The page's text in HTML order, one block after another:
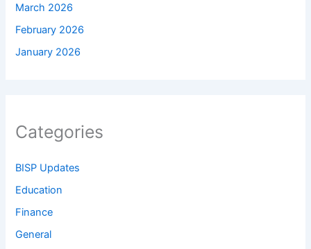
March 2026
February 2026
January 2026
Categories
BISP Updates
Education
Finance
General